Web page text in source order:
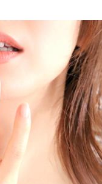
ステージで証明で
に行くためには、や
います。
手がケガする国は
力が必要なのがW杯
手層は厚くなったけ
選手層をもっと厚くし
む国と比べたとき
と、まだまだ厚くし
のせいで（笑）」
いじゃないと思いま
ました。
国25局ネット
program/27400
を1つ選んでくださ